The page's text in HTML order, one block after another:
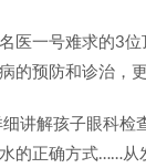
医一号难求的3
的预防和诊治，
讲解孩子眼科
的正确方式……